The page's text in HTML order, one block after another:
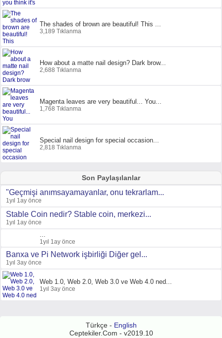
The shades of brown are beautiful! This ...
3,189 Tıklanma
How about a matte nail design? Dark brow...
2,688 Tıklanma
Magenta leaves are very beautiful... You...
1,768 Tıklanma
Special nail design for special occasion...
2,818 Tıklanma
Son Paylaşılanlar
"Geçmişi anımsayamayanlar, onu tekrarlam...
1yıl 1ay önce
Stable Coin nedir? Stable coin, merkezi...
1yıl 1ay önce
...
1yıl 1ay önce
Banxa ve Pi Network işbirliği Diğer gel...
1yıl 3ay önce
Web 1.0, Web 2.0, Web 3.0 ve Web 4.0 ned...
1yıl 3ay önce
Türkçe - English
Ceptekiler.Com - v2019.10